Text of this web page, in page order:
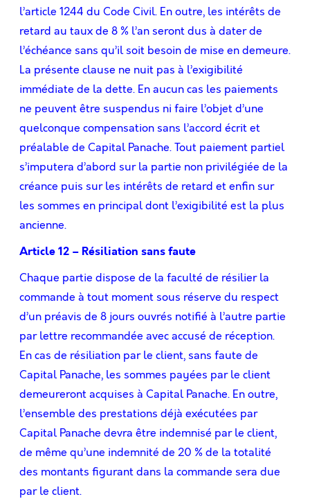
l’article 1244 du Code Civil. En outre, les intérêts de
retard au taux de 8 % l’an seront dus à dater de
l’échéance sans qu’il soit besoin de mise en demeure.
La présente clause ne nuit pas à l’exigibilité
immédiate de la dette. En aucun cas les paiements
ne peuvent être suspendus ni faire l’objet d’une
quelconque compensation sans l’accord écrit et
préalable de Capital Panache. Tout paiement partiel
s’imputera d’abord sur la partie non privilégiée de la
créance puis sur les intérêts de retard et enﬁn sur
les sommes en principal dont l’exigibilité est la plus
ancienne.
Article 12 – Résiliation sans faute
Chaque partie dispose de la faculté de résilier la
commande à tout moment sous réserve du respect
d’un préavis de 8 jours ouvrés notiﬁé à l’autre partie
par lettre recommandée avec accusé de réception.
En cas de résiliation par le client, sans faute de
Capital Panache, les sommes payées par le client
demeureront acquises à Capital Panache. En outre,
l’ensemble des prestations déjà exécutées par
Capital Panache devra être indemnisé par le client,
de même qu’une indemnité de 20 % de la totalité
des montants ﬁgurant dans la commande sera due
par le client.